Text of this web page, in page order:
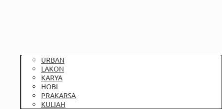
URBAN
LAKON
KARYA
HOBI
PRAKARSA
KULIAH